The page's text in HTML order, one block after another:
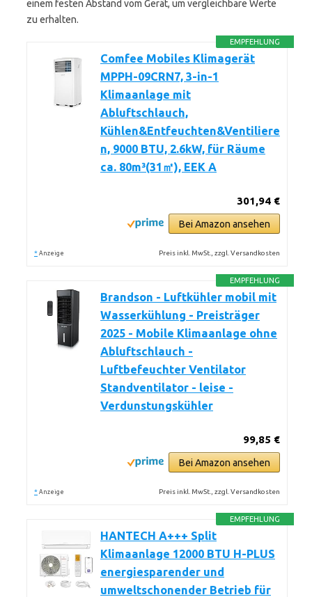
einem festen Abstand vom Gerät, um vergleichbare Werte
zu erhalten.
EMPFEHLUNG
Comfee Mobiles Klimagerät
MPPH-09CRN7, 3-in-1
Klimaanlage mit
Abluftschlauch,
Kühlen&Entfeuchten&Ventiliere
n, 9000 BTU, 2.6kW, für Räume
ca. 80m³(31㎡), EEK A
301,94 €
Bei Amazon ansehen
* Anzeige Preis inkl. MwSt., zzgl. Versandkosten
EMPFEHLUNG
Brandson - Luftkühler mobil mit
Wasserkühlung - Preisträger
2025 - Mobile Klimaanlage ohne
Abluftschlauch -
Luftbefeuchter Ventilator
Standventilator - leise -
Verdunstungskühler
99,85 €
Bei Amazon ansehen
* Anzeige Preis inkl. MwSt., zzgl. Versandkosten
EMPFEHLUNG
HANTECH A+++ Split
Klimaanlage 12000 BTU H-PLUS
energiesparender und
umweltschonender Betrieb für